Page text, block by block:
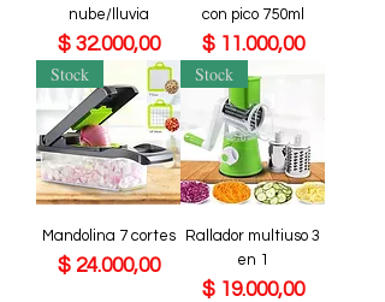
nube/lluvia
Precio
$ 32.000,00
con pico 750ml
Precio
$ 11.000,00
Stock
Mandolina 7 cortes
Precio
$ 24.000,00
Stock
Rallador multiuso 3
en 1
Precio
$ 19.000,00